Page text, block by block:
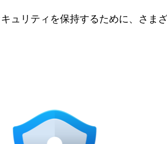
ュリティを保持するために、さま